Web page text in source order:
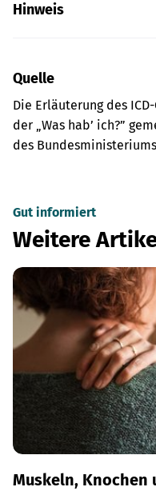
Hinweis
Quelle
Die Erläuterung des
der „Was hab’ ich?”
des
Gut informiert
Weitere
Muskeln, Knochen